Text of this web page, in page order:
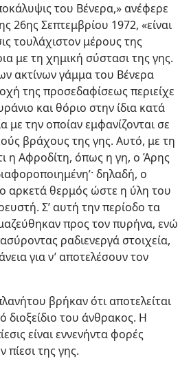
του Βένερα,» ανέφερε
26ης Σεπτεμβρίου 1972, «είναι
τουλάχιστον μέρους της
με τη χημική σύστασι της γης.
ακτίνων γάμμα του Βένερα
της προσεδαφίσεως περιείχε
και θόριο στην ίδια κατά
με την οποίαν εμφανίζονται σε
βράχους της γης. Αυτό, με τη
η Αφροδίτη, όπως η γη, ο Άρης
δηλαδή, ο
αρκετά θερμός ώστε η ύλη του
Σ’ αυτή την περίοδο τα
προς τον πυρήνα, ενώ
ραδιενεργά στοιχεία,
για ν’ αποτελέσουν τον
βρήκαν ότι αποτελείται
διοξείδιο του άνθρακος. Η
είναι εννενήντα φορές
της γης.